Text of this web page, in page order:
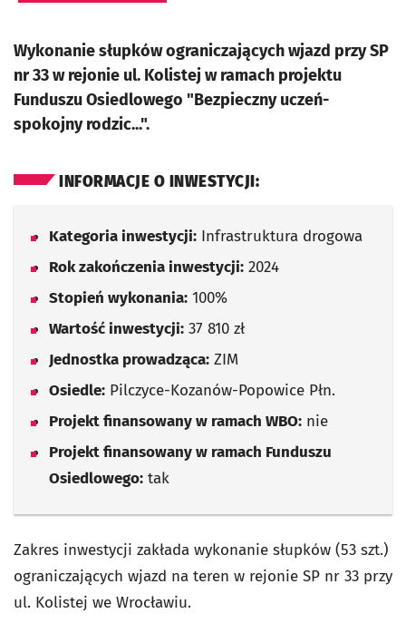
Wykonanie słupków ograniczających wjazd przy SP
nr 33 w rejonie ul. Kolistej w ramach projektu
Funduszu Osiedlowego "Bezpieczny uczeń-
spokojny rodzic...".
INFORMACJE O INWESTYCJI:
Kategoria inwestycji: Infrastruktura drogowa
Rok zakończenia inwestycji: 2024
Stopień wykonania: 100%
Wartość inwestycji: 37 810 zł
Jednostka prowadząca: ZIM
Osiedle: Pilczyce-Kozanów-Popowice Płn.
Projekt finansowany w ramach WBO: nie
Projekt finansowany w ramach Funduszu
Osiedlowego: tak
Zakres inwestycji zakłada wykonanie słupków (53 szt.)
ograniczających wjazd na teren w rejonie SP nr 33 przy
ul. Kolistej we Wrocławiu.